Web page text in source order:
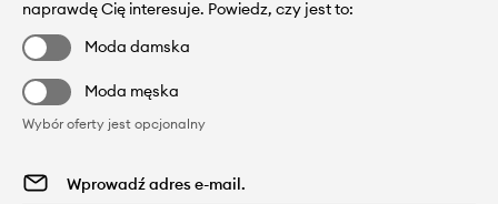
naprawdę Cię interesuje. Powiedz, czy jest to:
Moda damska
Moda męska
Wybór oferty jest opcjonalny